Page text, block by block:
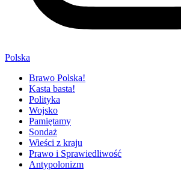
Polska
Brawo Polska!
Kasta basta!
Polityka
Wojsko
Pamiętamy
Sondaż
Wieści z kraju
Prawo i Sprawiedliwość
Antypolonizm